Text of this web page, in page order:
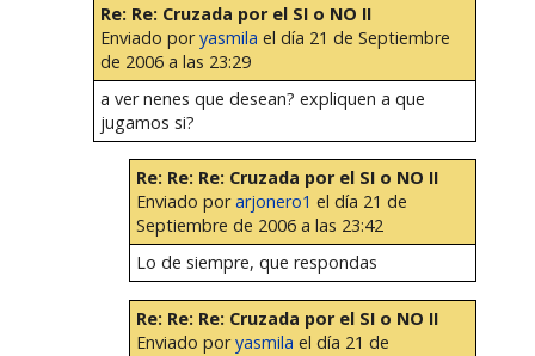
Re: Re: Cruzada por el SI o NO II
Enviado poryasmila el día 21 de Septiembre
de 2006 a las 23:29
a ver nenes que desean? expliquen a que
jugamos si?
Re: Re: Re: Cruzada por el SI o NO II
Enviado porarjonero1 el día 21 de
Septiembre de 2006 a las 23:42
Lo de siempre, que respondas
Re: Re: Re: Cruzada por el SI o NO II
Enviado poryasmila el día 21 de